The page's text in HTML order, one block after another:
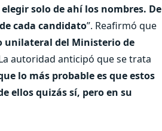
solo de ahí los nombres. De
cada candidato”. Reafirmó que
unilateral del Ministerio de
autoridad anticipó que se trata
lo más probable es que estos
ellos quizás sí, pero en su